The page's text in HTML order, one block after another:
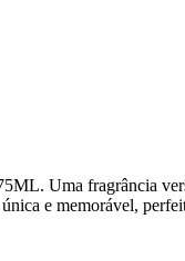
Uma fragrância
e memorável,